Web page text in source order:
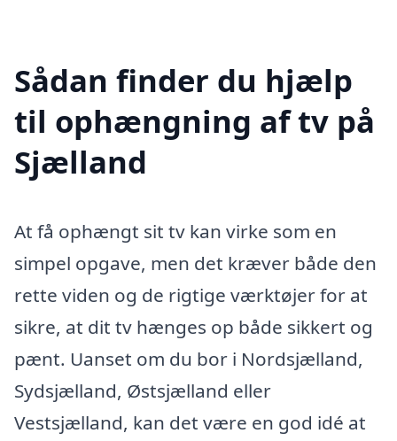
Sådan finder du hjælp
til ophængning af tv på
Sjælland
At få ophængt sit tv kan virke som en
simpel opgave, men det kræver både den
rette viden og de rigtige værktøjer for at
sikre, at dit tv hænges op både sikkert og
pænt. Uanset om du bor i Nordsjælland,
Sydsjælland, Østsjælland eller
Vestsjælland, kan det være en god idé at